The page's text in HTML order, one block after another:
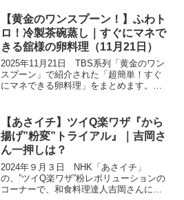
長い長い夏休み、何を作りましょう？今
日は、子供がお友達を連...
【黄金のワンスプーン！】ふわト
ロ！冷製茶碗蒸し｜すぐにマネで
きる舘様の卵料理（11月21日）
2025年11月21日 TBS系列「黄金のワン
スプーン」で紹介された「超簡単！すぐ
にマネできる卵料理」をまとめます。料
ルの柴田英嗣さんと一緒に、神奈川県相
模原市...
【あさイチ】ツイQ楽ワザ『から
揚げ”粉変”トライアル』｜吉岡さ
ん一押しは？
2024年９月３日 NHK「あさイチ」
の、”ツイQ楽ワザ”粉レボリューションの
コーナーで、和食料理達人吉岡さんによ